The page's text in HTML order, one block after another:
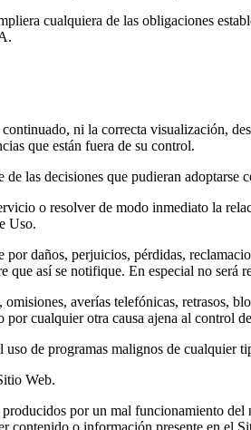
cualquiera de las obligaciones
ni la correcta visualización,
que están fuera de su control.
las decisiones que pudieran
o resolver de modo inmediato la
Uso.
daños, perjuicios, pérdidas,
que así se notifique. En especial no será
averías telefónicas, retrasos,
por cualquier otra causa ajena al control
de programas malignos de cualquier
Web.
por un mal funcionamiento
contenido o información presente en el